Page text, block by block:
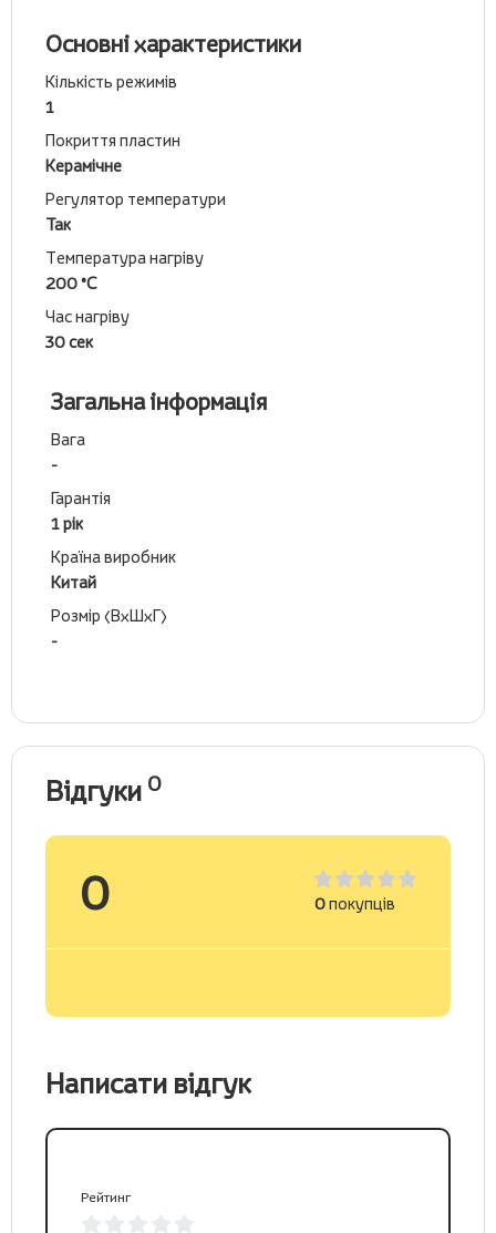
Основні характеристики
Кількість режимів
1
Покриття пластин
Керамічне
Регулятор температури
Так
Температура нагріву
200 °С
Час нагріву
30 сек
Загальна інформація
Вага
-
Гарантія
1 рік
Країна виробник
Китай
Розмір (ВхШхГ)
-
Відгуки 0
0 0покупців
Написати відгук
Рейтинг